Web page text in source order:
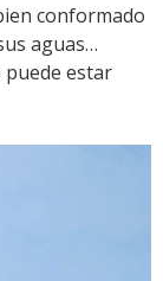
conformado
aguas…
puede estar